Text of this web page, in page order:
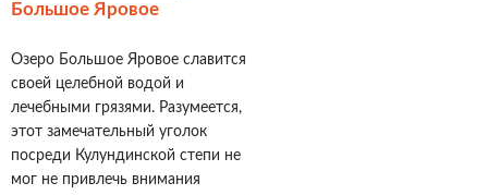
Большое Яровое
Озеро Большое Яровое славится
своей целебной водой и
лечебными грязями. Разумеется,
этот замечательный уголок
посреди Кулундинской степи не
мог не привлечь внимания